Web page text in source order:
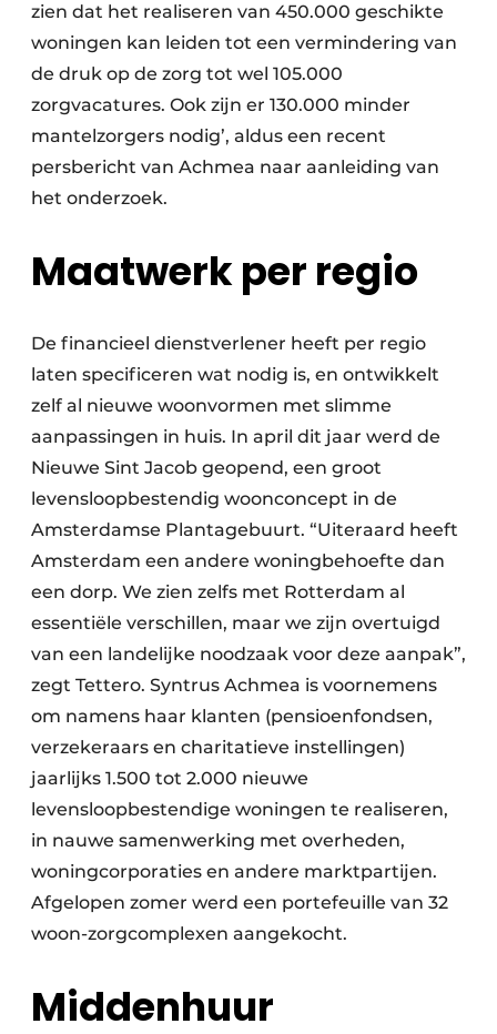
zien dat het realiseren van 450.000 geschikte
woningen kan leiden tot een vermindering van
de druk op de zorg tot wel 105.000
zorgvacatures. Ook zijn er 130.000 minder
mantelzorgers nodig’, aldus een recent
persbericht van Achmea naar aanleiding van
het onderzoek.
Maatwerk per regio
De financieel dienstverlener heeft per regio
laten specificeren wat nodig is, en ontwikkelt
zelf al nieuwe woonvormen met slimme
aanpassingen in huis. In april dit jaar werd de
Nieuwe Sint Jacob geopend, een groot
levensloopbestendig woonconcept in de
Amsterdamse Plantagebuurt. “Uiteraard heeft
Amsterdam een andere woningbehoefte dan
een dorp. We zien zelfs met Rotterdam al
essentiële verschillen, maar we zijn overtuigd
van een landelijke noodzaak voor deze aanpak”,
zegt Tettero. Syntrus Achmea is voornemens
om namens haar klanten (pensioenfondsen,
verzekeraars en charitatieve instellingen)
jaarlijks 1.500 tot 2.000 nieuwe
levensloopbestendige woningen te realiseren,
in nauwe samenwerking met overheden,
woningcorporaties en andere marktpartijen.
Afgelopen zomer werd een portefeuille van 32
woon-zorgcomplexen aangekocht.
Middenhuur